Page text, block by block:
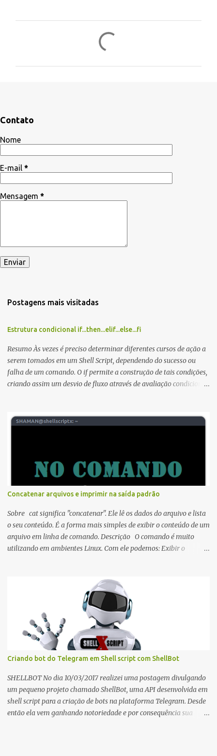
á
i
o
s
Contato
Nome
E-mail *
Mensagem *
Postagens mais visitadas
Estrutura condicional if...then...elif...else...fi
Resumo Às vezes é preciso determinar diferentes cursos de ação a
serem tomados em um Shell Script, dependendo do sucesso ou
falha de um comando. O if permite a construção de tais condições,
criando assim um desvio de fluxo através de avaliação condicional.
teste... else comandos-senao... fi A lista TESTE é executada, e se o
contrário a linha comandos-senao é executada. O status de
retorno é o status de saída do último comando executando, ou zero
se nenhuma condição testada for verdadeira. O TESTE na maioria
das vezes envolve testes de comparação numérica ou de cadeia,
mas também pode s...
Concatenar arquivos e imprimir na saída padrão
Sobre cat significa "concatenar". Ele lê os dados do arquivo e lista
o seu conteúdo. É a forma mais simples de exibir o conteúdo de um
arquivo em linha de comando. Descrição O comando é muito
utilizando em ambientes Linux. Com ele podemos: Exibir o
final de outro. Para mais informações consulte o manual: cat(1)
Criando bot do Telegram em Shell script com ShellBot
SHELLBOT No dia 10/03/2017 realizei uma postagem divulgando
um pequeno projeto chamado ShellBot, uma API desenvolvida em
shell script para a criação de bots na plataforma Telegram. Desde
então ela vem ganhando notoriedade e por consequência sua